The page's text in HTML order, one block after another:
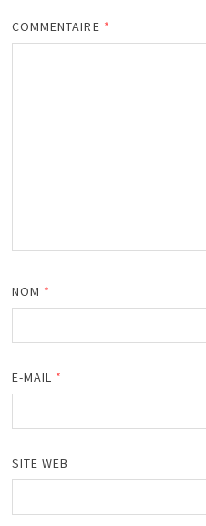
COMMENTAIRE *
NOM *
E-MAIL *
SITE WEB